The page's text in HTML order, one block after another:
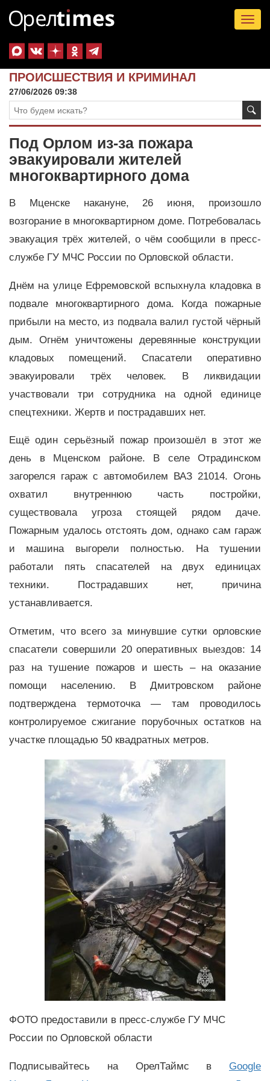
ПРОИСШЕСТВИЯ И КРИМИНАЛ
27/06/2026 09:38
Под Орлом из-за пожара
эвакуировали жителей
многоквартирного дома
В Мценске накануне, 26 июня, произошло
возгорание в многоквартирном доме. Потребовалась
эвакуация трёх жителей, о чём сообщили в пресс-
службе ГУ МЧС России по Орловской области.
Днём на улице Ефремовской вспыхнула кладовка в
подвале многоквартирного дома. Когда пожарные
прибыли на место, из подвала валил густой чёрный
дым. Огнём уничтожены деревянные конструкции
кладовых помещений. Спасатели оперативно
эвакуировали трёх человек. В ликвидации
участвовали три сотрудника на одной единице
спецтехники. Жертв и пострадавших нет.
Ещё один серьёзный пожар произошёл в этот же
день в Мценском районе. В селе Отрадинском
загорелся гараж с автомобилем ВАЗ 21014. Огонь
охватил внутреннюю часть постройки,
существовала угроза стоящей рядом даче.
Пожарным удалось отстоять дом, однако сам гараж
и машина выгорели полностью. На тушении
работали пять спасателей на двух единицах
техники. Пострадавших нет, причина
устанавливается.
Отметим, что всего за минувшие сутки орловские
спасатели совершили 20 оперативных выездов: 14
раз на тушение пожаров и шесть – на оказание
помощи населению. В Дмитровском районе
подтверждена термоточка — там проводилось
контролируемое сжигание порубочных остатков на
участке площадью 50 квадратных метров.
ФОТО предоставили в пресс-службе ГУ МЧС
России по Орловской области
Подписывайтесь на ОрелТаймс в Google